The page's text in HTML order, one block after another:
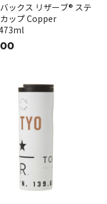
ックス リザーブ® ステ
ップ Copper